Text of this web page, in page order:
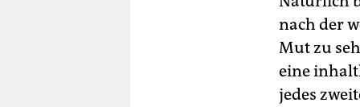
nach der
Mut zu
eine
jedes